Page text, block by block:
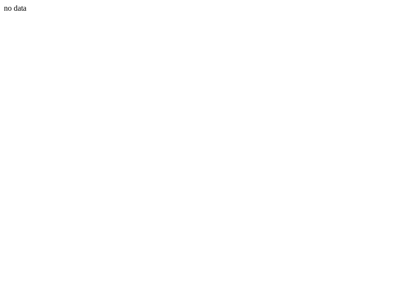
no data